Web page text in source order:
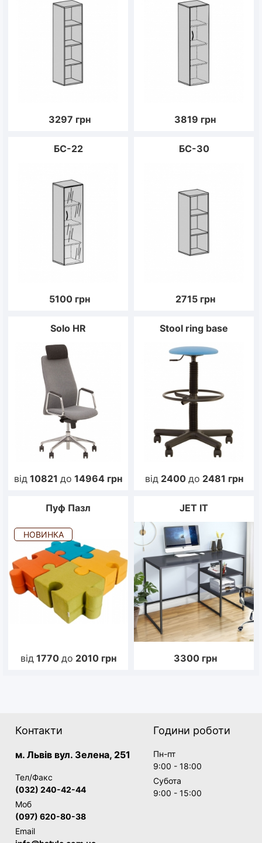
3297 грн 3819 грн
БС-22
5100 грн
БС-30
2715 грн
Solo HR
від 10821 до 14964 грн
Stool ring base
від 2400 до 2481 грн
Пуф Пазл
НОВИНКА
від 1770 до 2010 грн
JET IT
3300 грн
Контакти
м. Львів вул. Зелена, 251
Тел/Факс
(032) 240-42-44
Моб
(097) 620-80-38
Email
Години роботи
Пн-пт
9:00 - 18:00
Субота
9:00 - 15:00